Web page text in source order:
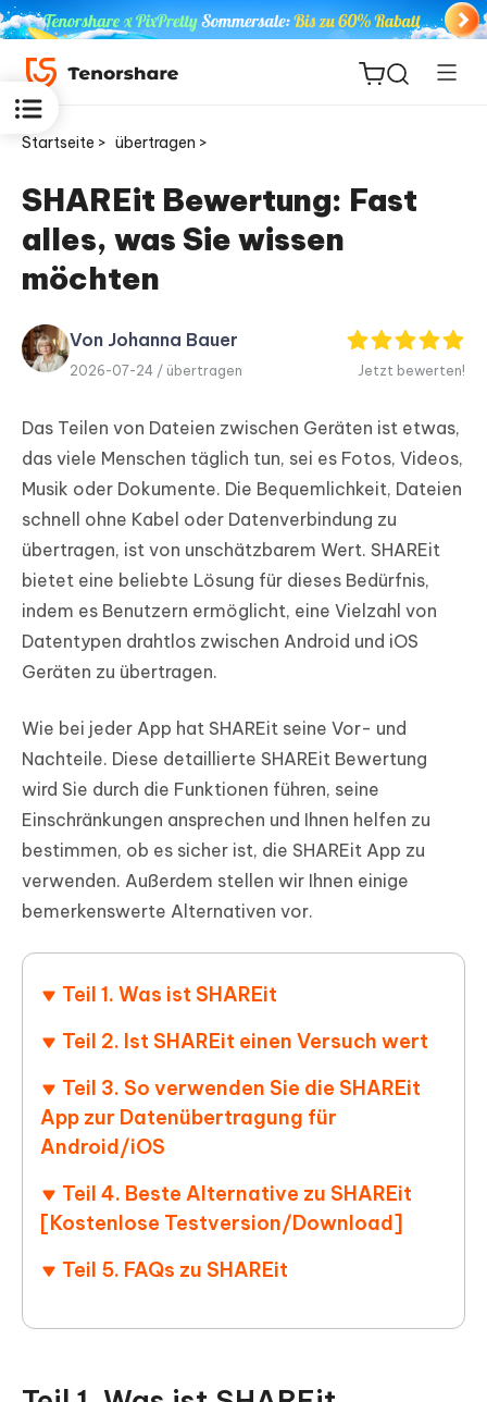
ReiBoot
for iOS
PDNob
PDF
Editor
Neu
iAnyGo
Startseite > übertragen >
SHAREit Bewertung: Fast
alles, was Sie wissen
möchten
Von Johanna Bauer
2026-07-24 / übertragen Jetzt bewerten!
Das Teilen von Dateien zwischen Geräten ist etwas,
das viele Menschen täglich tun, sei es Fotos, Videos,
Musik oder Dokumente. Die Bequemlichkeit, Dateien
schnell ohne Kabel oder Datenverbindung zu
übertragen, ist von unschätzbarem Wert. SHAREit
bietet eine beliebte Lösung für dieses Bedürfnis,
indem es Benutzern ermöglicht, eine Vielzahl von
Datentypen drahtlos zwischen Android und iOS
Geräten zu übertragen.
Wie bei jeder App hat SHAREit seine Vor- und
Nachteile. Diese detaillierte SHAREit Bewertung
wird Sie durch die Funktionen führen, seine
Einschränkungen ansprechen und Ihnen helfen zu
bestimmen, ob es sicher ist, die SHAREit App zu
verwenden. Außerdem stellen wir Ihnen einige
bemerkenswerte Alternativen vor.
Teil 1. Was ist SHAREit
Teil 2. Ist SHAREit einen Versuch wert
Teil 3. So verwenden Sie die SHAREit
App zur Datenübertragung für
Android/iOS
Teil 4. Beste Alternative zu SHAREit
[Kostenlose Testversion/Download]
Teil 5. FAQs zu SHAREit